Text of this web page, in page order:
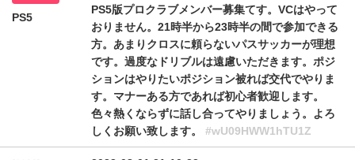
PS5
PS5版プロクラブメンバー募集てす。VCはやって
おりません。21時半から23時半の間で参加できる
方。あまりクロスに頼らないパスサッカーが理想
です。過度なドリブルは遠慮いただきます。ポジ
ションはやりたいポジション被れば交代でやりま
す。マナーある方であれば初心者歓迎します。
色々熱くならずに話し合ってやりましょう。よろ
しくお願い致します。 #wU09HWW1hTU1Z